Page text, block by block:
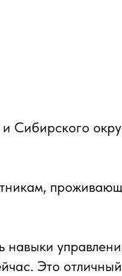
Сибирского
навыки
Это